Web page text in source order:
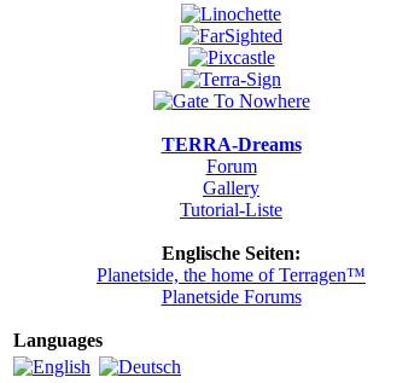
TERRA-Dreams
Forum
Gallery
Tutorial-Liste
Englische Seiten:
Planetside, the home of Terragen™
Planetside Forums
Languages